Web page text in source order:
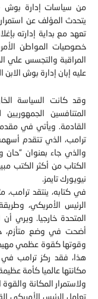
المراقبة والتجسس علي
عليه إبان إدارة بوش الابن
المتنافسين
القادمة‮. ‬ويأتي في
ترامب، الذي تتقدم
والذي جاء بعنوان‮
الكتاب من أكثر الكتب
نيويورك تايمز‮.‬
في كتابه،‮ ‬ينتقد ترامب،‮
الرئيس الأمريكي،‮
المتحدة خارجيا‮.‬ ويري أن
‬أضحت في وضع متأزم، حيث
‬وقوتها كقوة عظمي
هذا،‮ ‬فقد ركز ترامب في
مكانتها عالميا كأمة
ولاستمرار المكانة
تعامل الرئيس الأمريكي